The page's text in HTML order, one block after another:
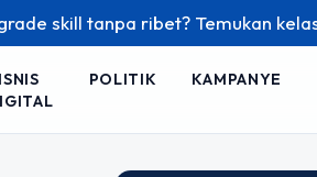
skill tanpa ribet? Temukan kelas
POLITIK KAMPANYE